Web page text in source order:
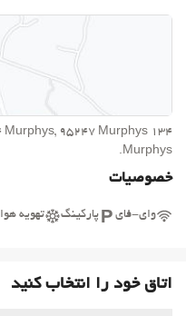
Murphys.
خصوصیات
وای-فای پارکینگ تهویه هوا
اتاق خود را انتخاب کنید